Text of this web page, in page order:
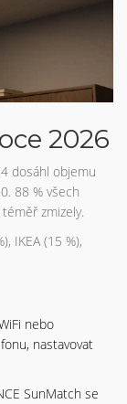
2026
dosáhl objemu
88 % všech
zmizely.
IKEA (15 %),
nebo
nastavovat
SunMatch se